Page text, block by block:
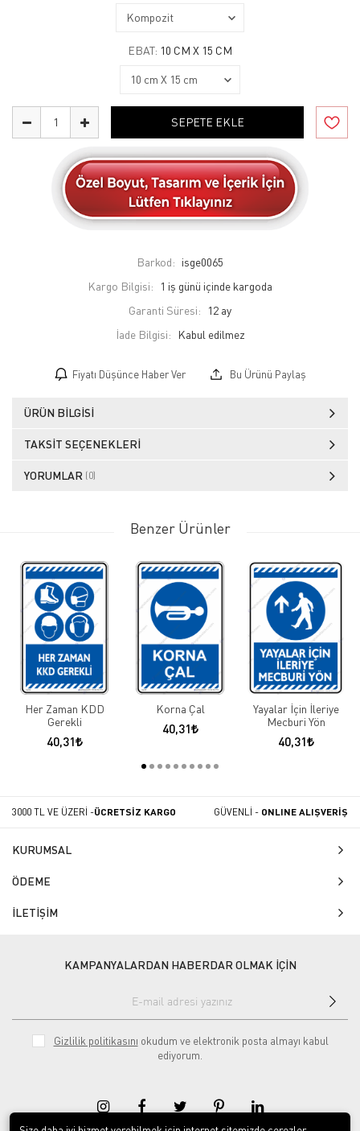
EBAT: 10 CM X 15 CM
SEPETE EKLE
Barkod: isge0065
Kargo Bilgisi:
1 iş günü içinde kargoda
Garanti Süresi:
12 ay
İade Bilgisi:
Fiyatı Düşünce Haber Ver Bu Ürünü Paylaş
ÜRÜN BILGISI
TAKSIT SEÇENEKLERI
YORUMLAR (0)
Benzer Ürünler
Her Zaman KDD
Gerekli
40,31
Korna Çal
40,31
Yayalar İçin İleriye
Mecburi Yön
40,31
3000 TL VE ÜZERİ -ÜCRETSİZ KARGO GÜVENLİ - ONLINE ALIŞVERİŞ
KURUMSAL
ÖDEME
İLETİŞİM
KAMPANYALARDAN HABERDAR OLMAK İÇİN
Gizlilik politikasını okudum ve elektronik posta almayı kabul
ediyorum.